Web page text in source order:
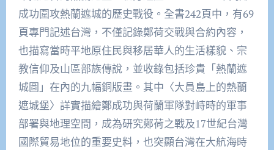
成功圍攻熱蘭遮城的歷史戰役。全書242頁中，有69
頁專門記述台灣，不僅記錄鄭荷交戰與合約內容，
也描寫當時平地原住民與移居華人的生活樣貌、宗
教信仰及山區部族傳說，並收錄包括珍貴「熱蘭遮
城圖」在內的九幅銅版畫。其中〈大員島上的熱蘭
遮城堡〉詳實描繪鄭成功與荷蘭軍隊對峙時的軍事
部署與地理空間，成為研究鄭荷之戰及17世紀台灣
國際貿易地位的重要史料，也突顯台灣在大航海時